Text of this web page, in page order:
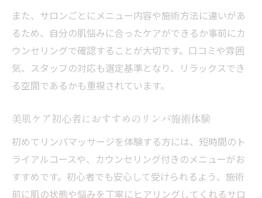
乾燥肌改善に役立つサロン選びのコツ
通いやすい市電沿線で理想の肌質改善
市電沿線サロンのアクセスと続けやすさ比
較
リンパマッサージで理想の肌質へ導く流れ
平日夕方予約OKの美肌ケアができる魅力
口コミ評価が高いサロンの特徴をチェック
韓国式ケアとリンパ施術の違いを解説
韓国式3D毛穴洗浄とリンパマッサージの違
また、サロンごとにメニュー内容や施術方法に違いがあ
るため、自分の肌悩みに合ったケアができるか事前にカ
ウンセリングで確認することが大切です。口コミや雰囲
気、スタッフの対応も選定基準となり、リラックスでき
る空間であるかも重視されています。
美肌ケア初心者におすすめのリンパ施術体験
初めてリンパマッサージを体験する方には、短時間のト
ライアルコースや、カウンセリング付きのメニューがお
すすめです。初心者でも安心して受けられるよう、施術
前に肌の状態や悩みを丁寧にヒアリングしてくれるサロ